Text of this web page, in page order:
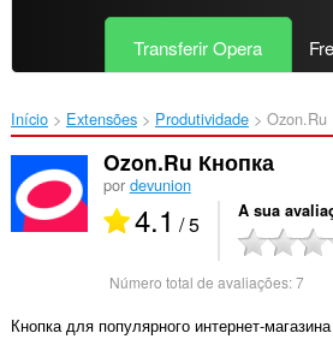
Transferir Opera
Início Extensões Produtividade Ozon.Ru
Ozon.Ru Кнопка
por devunion
4.1 / 5 A sua
Número total de avaliações:7
Кнопка для популярного интернет-